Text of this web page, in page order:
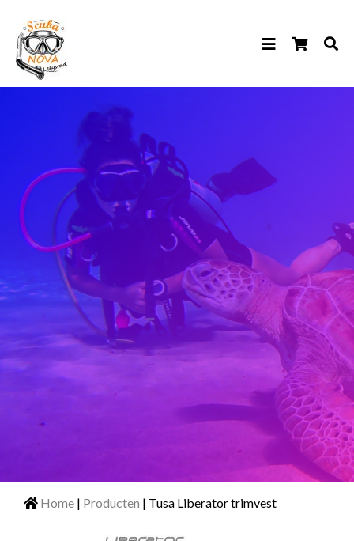
Home | Producten | Tusa Liberator trimvest